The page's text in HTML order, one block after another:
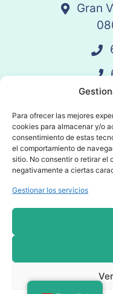
Para ofrecer las mejores
cookies para almacenar y/o
consentimiento de estas
el comportamiento de
sitio. No consentir o retirar el
negativamente a ciertas
Gestionar los servicios
Gran
© 2025